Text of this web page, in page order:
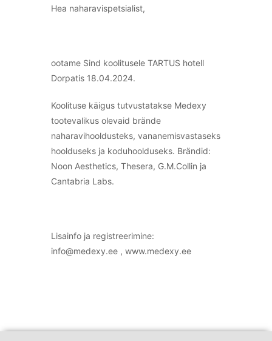
Hea naharavispetsialist,
ootame Sind koolitusele TARTUS hotell
Dorpatis 18.04.2024.
Koolituse käigus tutvustatakse Medexy
tootevalikus olevaid brände
naharavihooldusteks, vananemisvastaseks
hoolduseks ja koduhoolduseks. Brändid:
Noon Aesthetics, Thesera, G.M.Collin ja
Cantabria Labs.
Lisainfo ja registreerimine:
info@medexy.ee , www.medexy.ee